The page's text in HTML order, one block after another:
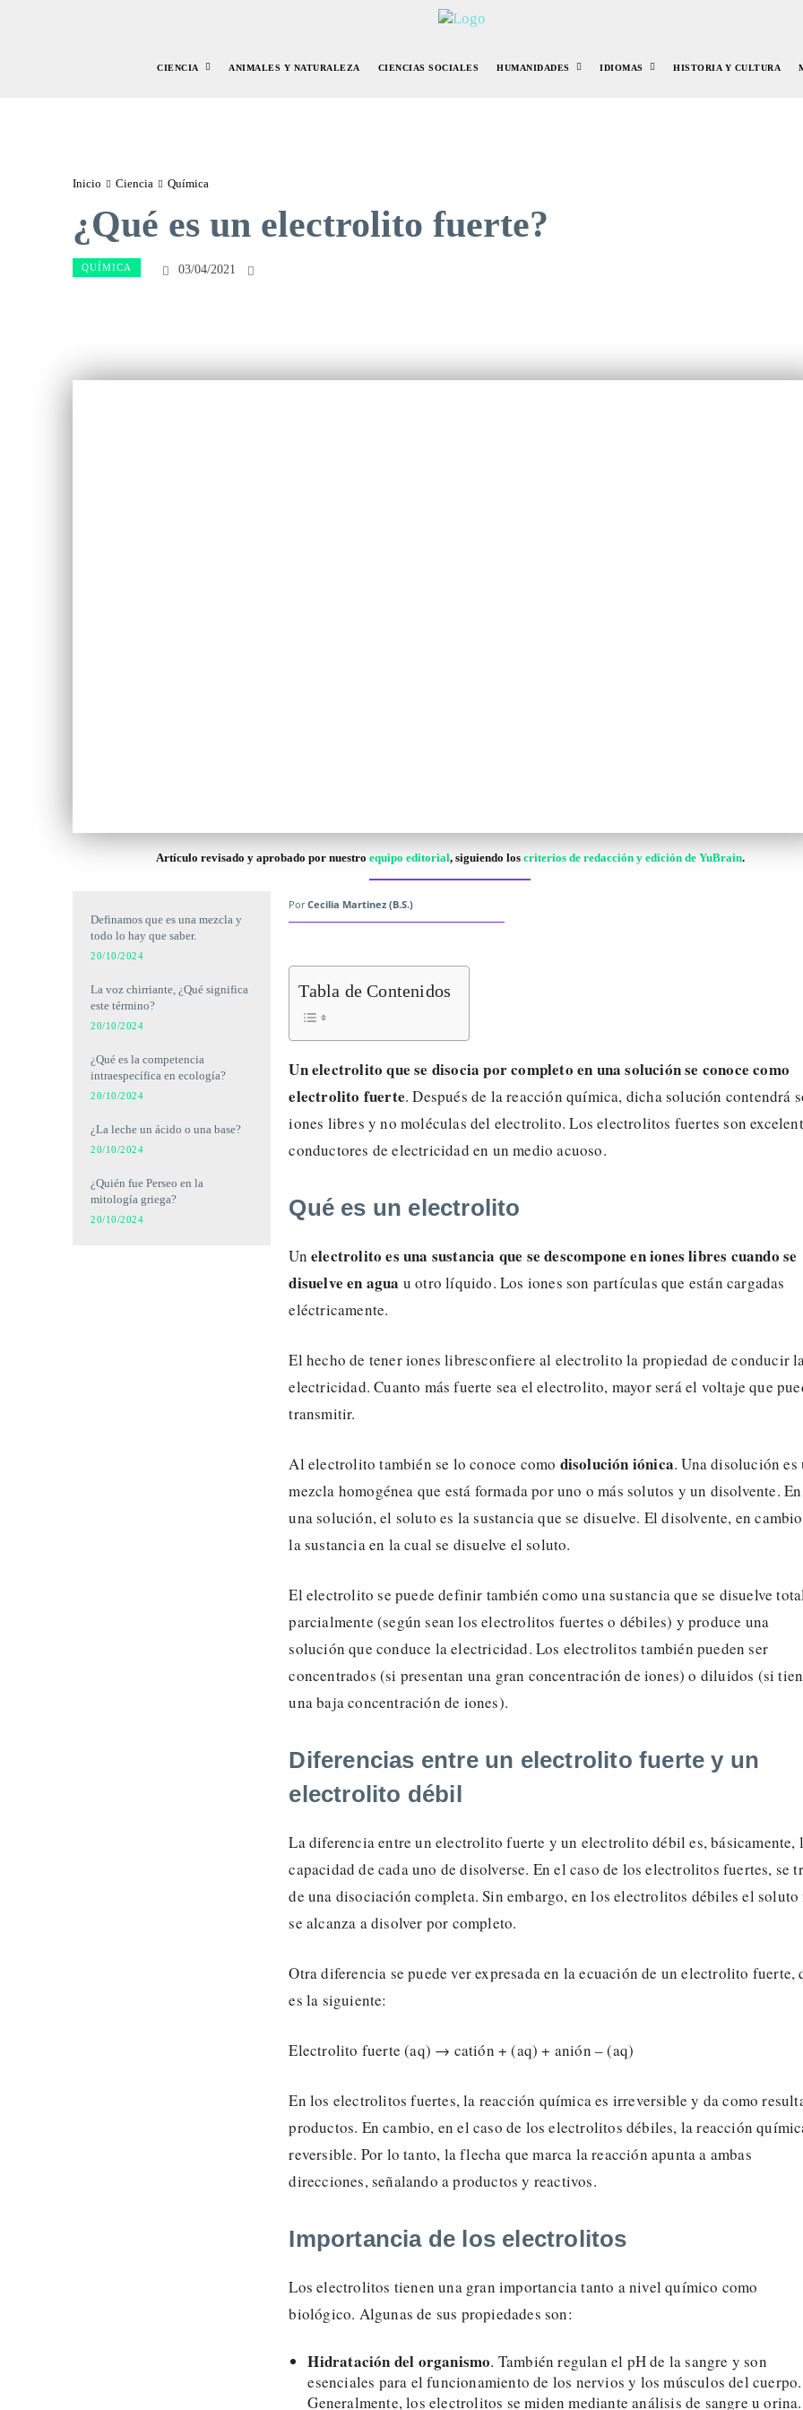
CIENCIA ANIMALES Y NATURALEZA CIENCIAS SOCIALES HUMANIDADES IDIOMAS HISTORIA Y CULTURA
Inicio Ciencia Química
¿Qué es un electrolito fuerte?
QUÍMICA 03/04/2021
Artículo revisado y aprobado por nuestro equipo editorial, siguiendo los criterios de redacción y edición de YuBrain.
Definamos que es una mezcla y
todo lo hay que saber.
20/10/2024
La voz chirriante, ¿Qué significa
este término?
20/10/2024
¿Qué es la competencia
intraespecífica en ecología?
20/10/2024
¿La leche un ácido o una base?
20/10/2024
¿Quién fue Perseo en la
mitología griega?
20/10/2024
Por Cecilia Martinez (B.S.)
Tabla de Contenidos
Un electrolito que se disocia por completo en una solución se conoce como
electrolito fuerte. Después de la reacción química, dicha solución contendrá
iones libres y no moléculas del electrolito. Los electrolitos fuertes son
conductores de electricidad en un medio acuoso.
Qué es un electrolito
Un electrolito es una sustancia que se descompone en iones libres cuando se
disuelve en agua u otro líquido. Los iones son partículas que están cargadas
eléctricamente.
El hecho de tener iones libresconfiere al electrolito la propiedad de conducir
electricidad. Cuanto más fuerte sea el electrolito, mayor será el voltaje que
transmitir.
Al electrolito también se lo conoce como disolución iónica. Una disolución es
mezcla homogénea que está formada por uno o más solutos y un disolvente. En
una solución, el soluto es la sustancia que se disuelve. El disolvente, en
la sustancia en la cual se disuelve el soluto.
El electrolito se puede definir también como una sustancia que se disuelve
parcialmente (según sean los electrolitos fuertes o débiles) y produce una
solución que conduce la electricidad. Los electrolitos también pueden ser
concentrados (si presentan una gran concentración de iones) o diluidos (si
una baja concentración de iones).
Diferencias entre un electrolito fuerte y un
electrolito débil
La diferencia entre un electrolito fuerte y un electrolito débil es, básicamente,
capacidad de cada uno de disolverse. En el caso de los electrolitos fuertes, se
de una disociación completa. Sin embargo, en los electrolitos débiles el soluto
se alcanza a disolver por completo.
Otra diferencia se puede ver expresada en la ecuación de un electrolito fuerte,
es la siguiente:
Electrolito fuerte (aq) → catión + (aq) + anión – (aq)
En los electrolitos fuertes, la reacción química es irreversible y da como
productos. En cambio, en el caso de los electrolitos débiles, la reacción
reversible. Por lo tanto, la flecha que marca la reacción apunta a ambas
direcciones, señalando a productos y reactivos.
Importancia de los electrolitos
Los electrolitos tienen una gran importancia tanto a nivel químico como
biológico. Algunas de sus propiedades son:
Hidratación del organismo. También regulan el pH de la sangre y son
esenciales para el funcionamiento de los nervios y los músculos del cuerpo.
Generalmente, los electrolitos se miden mediante análisis de sangre u orina.